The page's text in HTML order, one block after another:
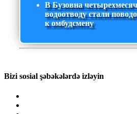
В Бузовна
водоотводу стали
к омбудсмену
Bizi sosial şəbəkələrdə izləyin